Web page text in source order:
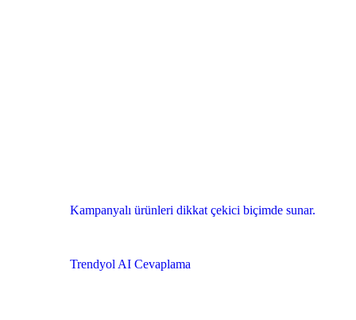
Kampanyalı ürünleri dikkat çekici biçimde sunar.
Trendyol AI Cevaplama